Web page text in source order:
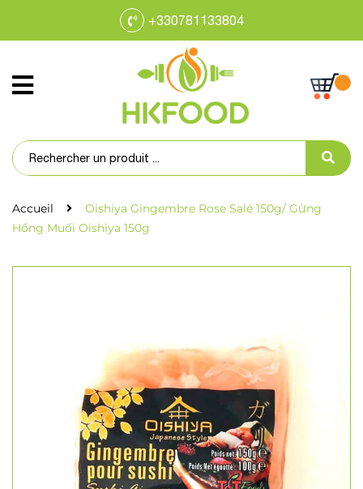
+330781133804
Accueil
Oishiya Gingembre Rose Salé 150g/ Gừng
Hồng Muối Oishiya 150g